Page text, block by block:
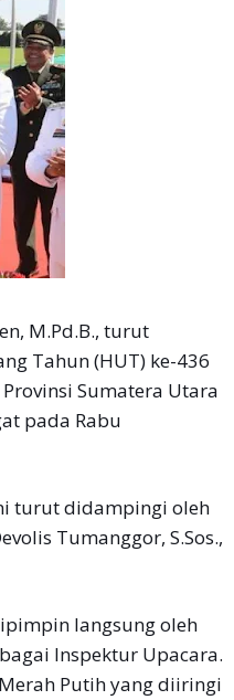
M.Pd.B., turut
Tahun (HUT) ke-436
Sumatera Utara
pada Rabu
turut didampingi oleh
Tumanggor, S.Sos.,
langsung oleh
Inspektur Upacara.
Putih yang diiringi